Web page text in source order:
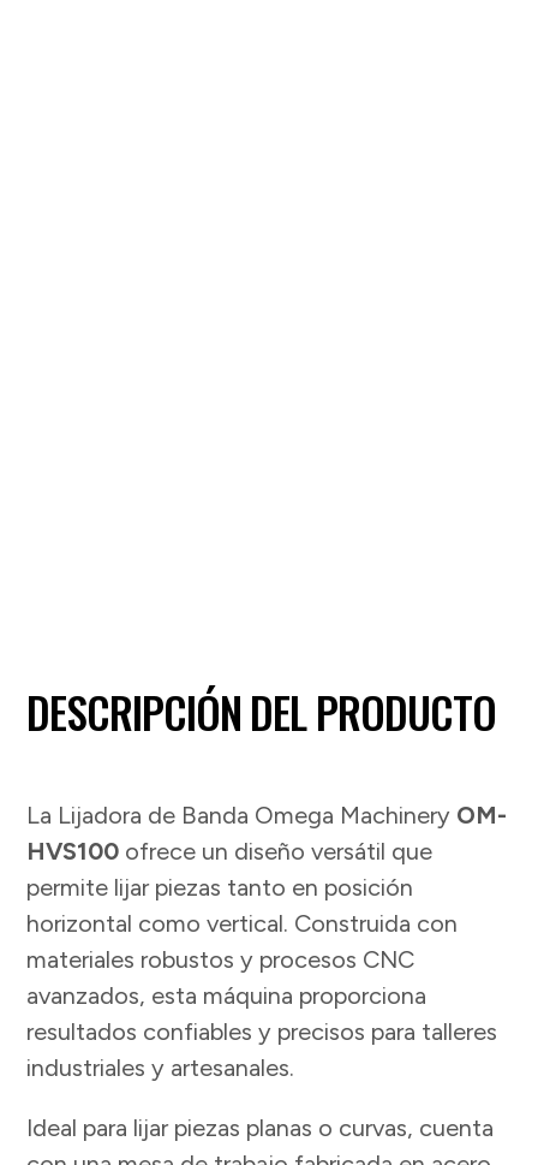
DESCRIPCIÓN DEL PRODUCTO
La Lijadora de Banda Omega Machinery OM-
HVS100 ofrece un diseño versátil que
permite lijar piezas tanto en posición
horizontal como vertical. Construida con
materiales robustos y procesos CNC
avanzados, esta máquina proporciona
resultados confiables y precisos para talleres
industriales y artesanales.
Ideal para lijar piezas planas o curvas, cuenta